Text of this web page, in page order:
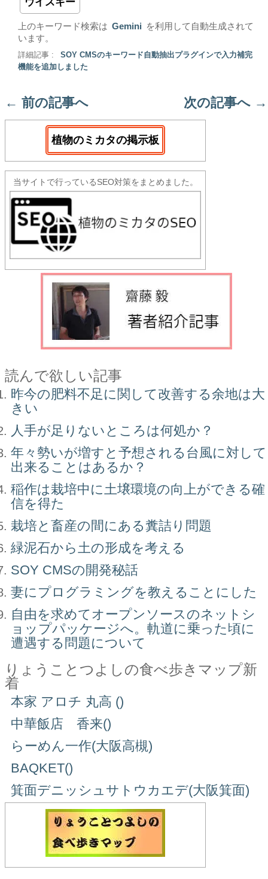
上のキーワード検索は Gemini
を利用して自動生成されて
います。
詳細記事 :
SOY CMSのキーワード自動抽出プラグインで入力補完
機能を追加しました
← 前の記事へ 次の記事へ →
植物のミカタの掲示板
当サイトで行っているSEO対策をまとめました。
読んで欲しい記事
昨今の肥料不足に関して改善する余地は大
きい
人手が足りないところは何処か？
年々勢いが増すと予想される台風に対して
出来ることはあるか？
稲作は栽培中に土壌環境の向上ができる確
信を得た
栽培と畜産の間にある糞詰り問題
緑泥石から土の形成を考える
SOY CMSの開発秘話
妻にプログラミングを教えることにした
自由を求めてオープンソースのネットシ
ョップパッケージへ。軌道に乗った頃に
遭遇する問題について
りょうことつよしの食べ歩きマップ新
着
本家 アロチ 丸高 ()
中華飯店 香来()
らーめん一作(大阪高槻)
BAQKET()
箕面デニッシュサトウカエデ(大阪箕面)